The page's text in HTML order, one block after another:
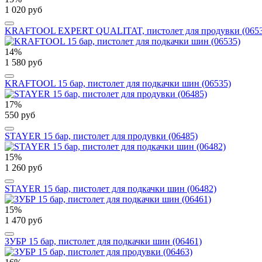
1 020 руб
KRAFTOOL EXPERT QUALITAT, пистолет для продувки
14%
1 580 руб
KRAFTOOL 15 бар, пистолет для подкачки шин (06535)
17%
550 руб
STAYER 15 бар, пистолет для продувки (06485)
15%
1 260 руб
STAYER 15 бар, пистолет для подкачки шин (06482)
15%
1 470 руб
ЗУБР 15 бар, пистолет для подкачки шин (06461)